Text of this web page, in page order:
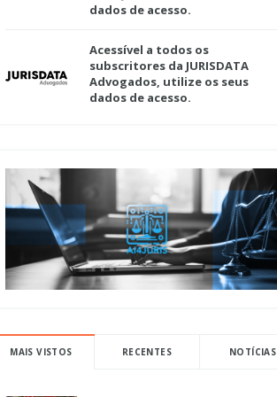
dados de acesso.
Acessível a todos os
subscritores da JURISDATA
Advogados, utilize os seus
dados de acesso.
MAIS VISTOS RECENTES NOTÍCIAS